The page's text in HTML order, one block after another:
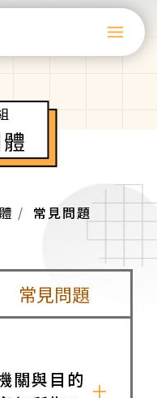
常見問題
常見問題
關與目的